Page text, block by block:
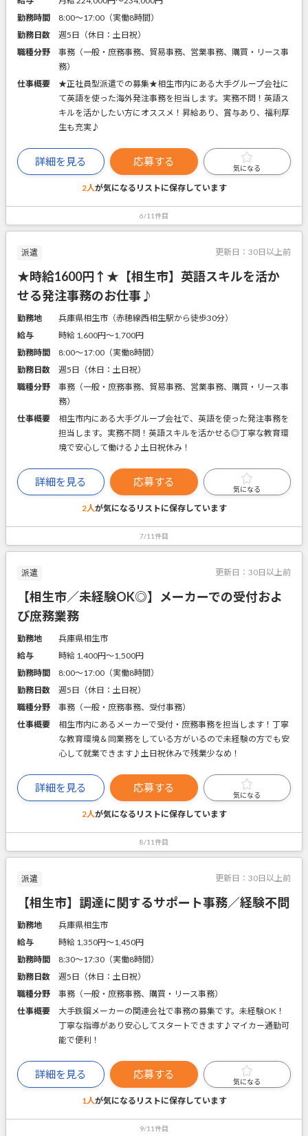
勤務時間
8:00～17:00（実働8時間）
勤務日数
週5日（休日：土日祝）
職種分野
事務（一般・庶務事務、貿易事務、営業事務、購買・リース事
務）
仕事概要
★正社員型派遣での募集★相生市内にある大手グループ会社に
て英語を使った海外発注事務を担当します。実務不問！英語ス
キルを活かしたい方にオススメ！昇給あり、賞与あり、福利厚
生も充実♪
詳細を見る 応募する
気になる
2人が気になるリストに保存しています
6/11件目
派遣 更新日： 30日以上前
★時給1600円↑★【相生市】英語スキルを活か
せる発注事務のお仕事♪
勤務地
兵庫県相生市（赤穂線西相生駅から徒歩30分）
給与
時給 1,600円〜1,700円
勤務時間
8:00～17:00（実働8時間）
勤務日数
週5日（休日：土日祝）
職種分野
事務（一般・庶務事務、貿易事務、営業事務、購買・リース事
務）
仕事概要
相生市内にある大手グループ会社で、英語を使った発注事務を
担当します。実務不問！英語スキルを活かせる◎丁寧な教育環
境で安心して働ける♪土日祝休み！
詳細を見る 応募する
気になる
2人が気になるリストに保存しています
7/11件目
派遣 更新日： 30日以上前
【相生市／未経験OK◎】メーカーでの受付およ
び庶務業務
勤務地
兵庫県相生市
給与
時給 1,400円〜1,500円
勤務時間
8:00～17:00（実働8時間）
勤務日数
週5日（休日：土日祝）
職種分野
事務（一般・庶務事務、受付事務）
仕事概要
相生市内にあるメーカーで受付・庶務事務を担当します！丁寧
な教育環境＆同業務をしている方がいるので未経験の方でも安
心して就業できます♪土日祝休みで残業少なめ！
詳細を見る 応募する
気になる
2人が気になるリストに保存しています
8/11件目
派遣 更新日： 30日以上前
【相生市】調達に関するサポート事務／経験不問
勤務地
兵庫県相生市
給与
時給 1,350円〜1,450円
勤務時間
8:30～17:30（実働8時間）
勤務日数
週5日（休日：土日祝）
職種分野
事務（一般・庶務事務、購買・リース事務）
仕事概要
大手鉄鋼メーカーの関連会社で事務の募集です。未経験OK！
丁寧な指導があり安心してスタートできます♪マイカー通勤可
能で便利！
詳細を見る 応募する
気になる
1人が気になるリストに保存しています
9/11件目